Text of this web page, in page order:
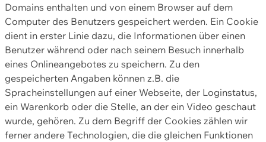
Domains enthalten und von einem Browser auf dem
Computer des Benutzers gespeichert werden. Ein Cookie
dient in erster Linie dazu, die Informationen über einen
Benutzer während oder nach seinem Besuch innerhalb
eines Onlineangebotes zu speichern. Zu den
gespeicherten Angaben können z.B. die
Spracheinstellungen auf einer Webseite, der Loginstatus,
ein Warenkorb oder die Stelle, an der ein Video geschaut
wurde, gehören. Zu dem Begriff der Cookies zählen wir
ferner andere Technologien, die die gleichen Funktionen